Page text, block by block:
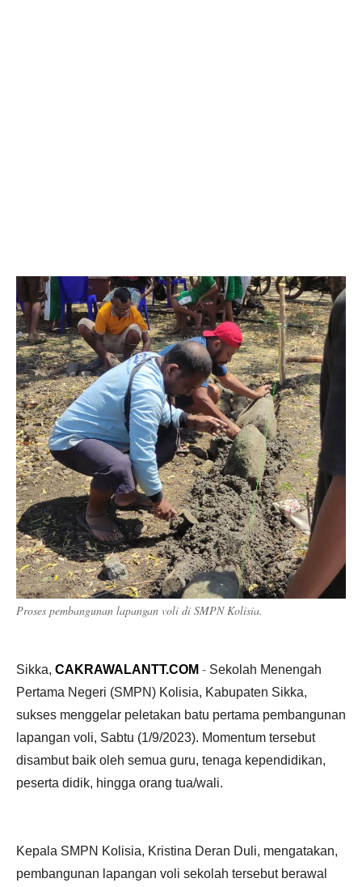
Proses pembangunan lapangan voli di SMPN Kolisia.
Sikka, CAKRAWALANTT.COM - Sekolah Menengah
Pertama Negeri (SMPN) Kolisia, Kabupaten Sikka,
sukses menggelar peletakan batu pertama pembangunan
lapangan voli, Sabtu (1/9/2023). Momentum tersebut
disambut baik oleh semua guru, tenaga kependidikan,
peserta didik, hingga orang tua/wali.
Kepala SMPN Kolisia, Kristina Deran Duli, mengatakan,
pembangunan lapangan voli sekolah tersebut berawal